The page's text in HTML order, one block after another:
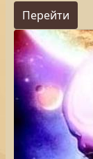
Перейти